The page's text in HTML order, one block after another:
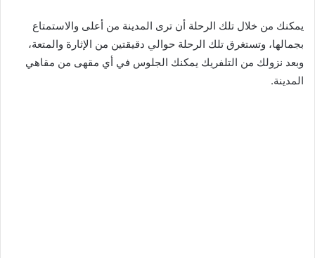
يمكنك من خلال تلك الرحلة أن ترى المدينة من أعلى والاستمتاع
بجمالها، وتستغرق تلك الرحلة حوالي دقيقتين من الإثارة والمتعة،
وبعد نزولك من التلفريك يمكنك الجلوس في أي مقهى من مقاهي
المدينة.